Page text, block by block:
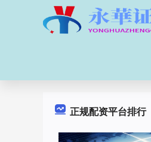
正规配资平台排行